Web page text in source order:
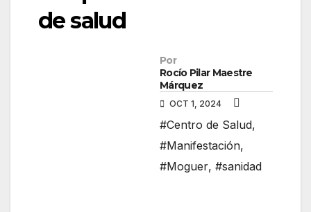
de salud
Por
Rocío Pilar Maestre
Márquez
OCT 1, 2024
#Centro de Salud,
#Manifestación,
#Moguer, #sanidad